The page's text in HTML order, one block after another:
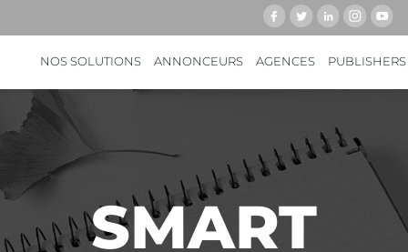
NOS SOLUTIONS ANNONCEURS AGENCES PUBLISHERS
SMART